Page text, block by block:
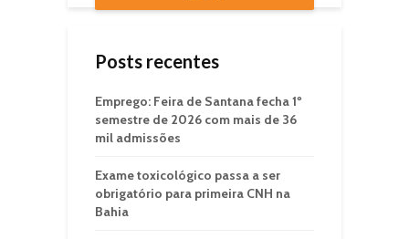
Posts recentes
Emprego: Feira de Santana fecha 1º
semestre de 2026 com mais de 36
mil admissões
Exame toxicológico passa a ser
obrigatório para primeira CNH na
Bahia